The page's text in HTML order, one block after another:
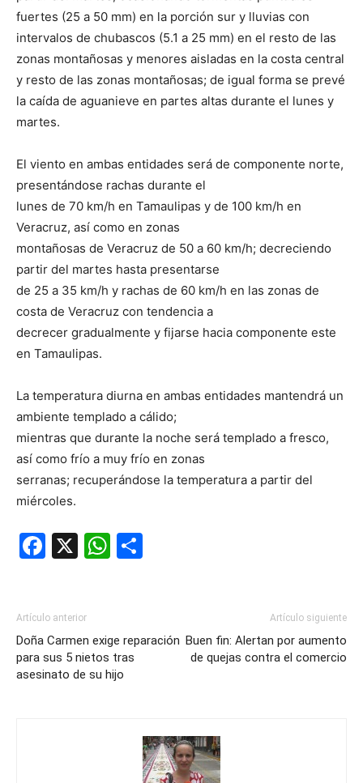
fuertes (25 a 50 mm) en la porción sur y lluvias con
intervalos de chubascos (5.1 a 25 mm) en el resto de las
zonas montañosas y menores aisladas en la costa central
y resto de las zonas montañosas; de igual forma se prevé
la caída de aguanieve en partes altas durante el lunes y
martes.
El viento en ambas entidades será de componente norte,
presentándose rachas durante el
lunes de 70 km/h en Tamaulipas y de 100 km/h en
Veracruz, así como en zonas
montañosas de Veracruz de 50 a 60 km/h; decreciendo
partir del martes hasta presentarse
de 25 a 35 km/h y rachas de 60 km/h en las zonas de
costa de Veracruz con tendencia a
decrecer gradualmente y fijarse hacia componente este
en Tamaulipas.
La temperatura diurna en ambas entidades mantendrá un
ambiente templado a cálido;
mientras que durante la noche será templado a fresco,
así como frío a muy frío en zonas
serranas; recuperándose la temperatura a partir del
miércoles.
Facebook
X WhatsApp
Artículo anterior
Doña Carmen exige reparación
para sus 5 nietos tras
asesinato de su hijo
Artículo siguiente
Buen fin: Alertan por aumento
de quejas contra el comercio